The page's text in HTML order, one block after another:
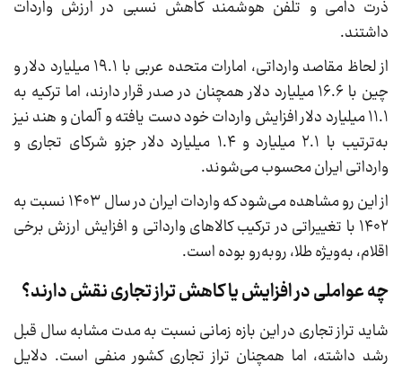
ذرت دامی و تلفن هوشمند کاهش نسبی در ارزش واردات
داشتند.
از لحاظ مقاصد وارداتی، امارات متحده عربی با ۱۹.۱ میلیارد دلار و
چین با ۱۶.۶ میلیارد دلار همچنان در صدر قرار دارند، اما ترکیه به
۱۱.۱ میلیارد دلار افزایش واردات خود دست یافته و آلمان و هند نیز
به‌ترتیب با ۲.۱ میلیارد و ۱.۴ میلیارد دلار جزو شرکای تجاری و
وارداتی ایران محسوب می‌شوند.
از این رو مشاهده می‌شود که واردات ایران در سال ۱۴۰۳ نسبت به
۱۴۰۲ با تغییراتی در ترکیب کالاهای وارداتی و افزایش ارزش برخی
اقلام، به‌ویژه طلا، روبه‌رو بوده است.
چه عواملی در افزایش یا کاهش تراز تجاری نقش دارند؟
شاید تراز تجاری در این بازه زمانی نسبت به مدت مشابه سال قبل
رشد داشته، اما همچنان تراز تجاری کشور منفی است. دلایل